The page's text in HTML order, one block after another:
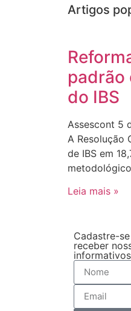
Artigos
padrão
do IBS
Assescont 5
A Resolução
de IBS em
Leia mais »
Cadastre-
receber